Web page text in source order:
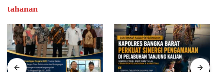
tahanan